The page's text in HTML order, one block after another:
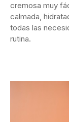
cremosa muy
calmada,
todas las
rutina.